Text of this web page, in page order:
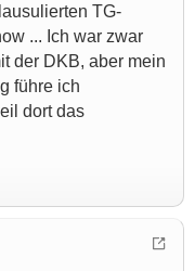
TG-
... Ich war zwar
der DKB, aber mein
führe ich
dort das